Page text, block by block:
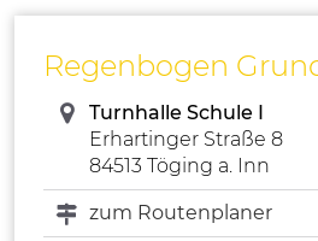
Regenbogen
Turnhalle Schule I
Erhartinger Straße 8
84513 Töging a. Inn
zum Routenplaner